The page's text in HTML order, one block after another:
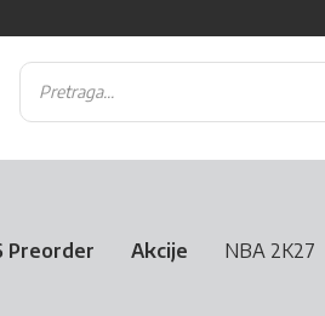
Preorder Akcije NBA 2K27